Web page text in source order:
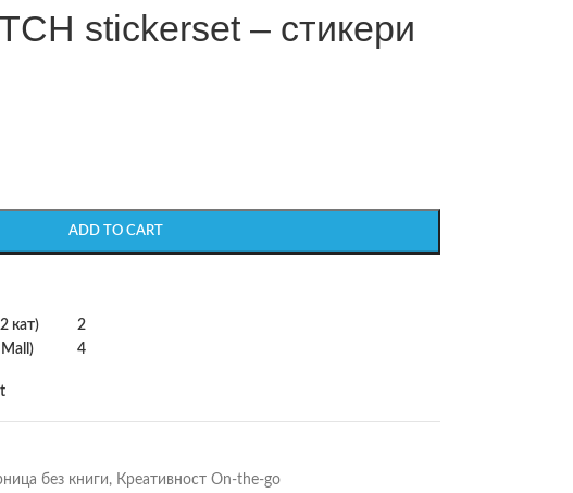
stickerset – стикери
ADD TO CART
кат)
2
4
без книги, Креативност On-the-go